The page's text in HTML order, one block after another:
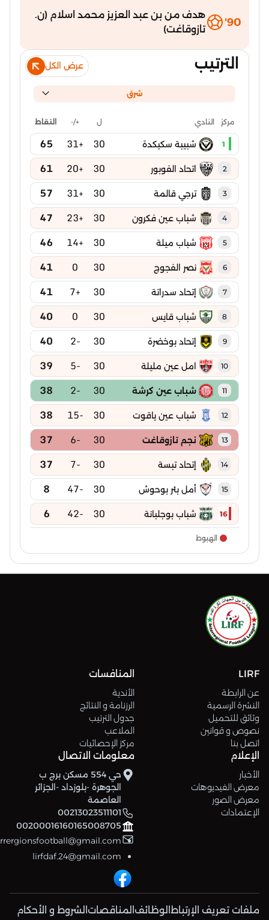
90'
هدف من بن عبد العزيز محمد اسلام (ن.
تازوقاغت)
الترتيب عرض الكل
شرق
مركز النادي ل +/- النقاط
1 شبيبة سكيكدة 30
+31
65
2 اتحاد الفوبور 30
+20
61
3 ترجي قالمة 30
+31
57
4 شباب عين فكرون 30
+23
47
5 شباب ميلة 30
+14
46
6 نصر الفجوج 30
0
41
7 إتحاد سدراتة 30
+7
41
8 شباب قايس 30
0
40
9 إتحاد بوخضرة 30
-2
40
10 امل عين مليلة 30
-5
39
11 شباب عين كرشة 30
-2
38
12 شباب عين ياقوت 30
-15
38
13 نجم تازوقاغت 30
-6
37
14 إتحاد تبسة 30
-7
37
15 أمل بئر بوحوش 30
-47
8
16 شباب بوجلبانة 30
-42
6
الهبوط
LIRF
عن الرابطة
النشرة الرسمية
وثائق للتحميل
نصوص و قوانين
اتصل بنا
المنافسات
الأندية
الرزنامة و النتائج
جدول الترتيب
الملاعب
مركز الإحصائيات
الإعلام
الأخبار
معرض الفيديوهات
معرض الصور
الإعتمادات
معلومات الاتصال
حي 554 مسكن برج ب
الجوهرة -بلوزداد -الجزائر
العاصمة
00213023511101
00200016160165008705
lirfdaf.24@gmail.com
ملفات تعريف الإرتباط الوظائف المناقصات الشروط و الأحكام